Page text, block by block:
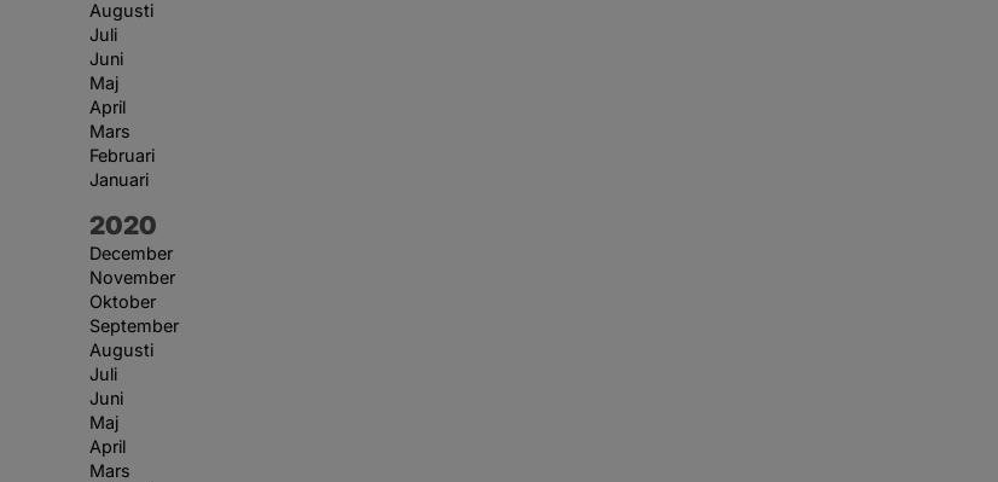
Augusti
Juli
Juni
Maj
April
Mars
Februari
Januari
År:
2020
December
November
Oktober
September
Augusti
Juli
Juni
Maj
April
Mars